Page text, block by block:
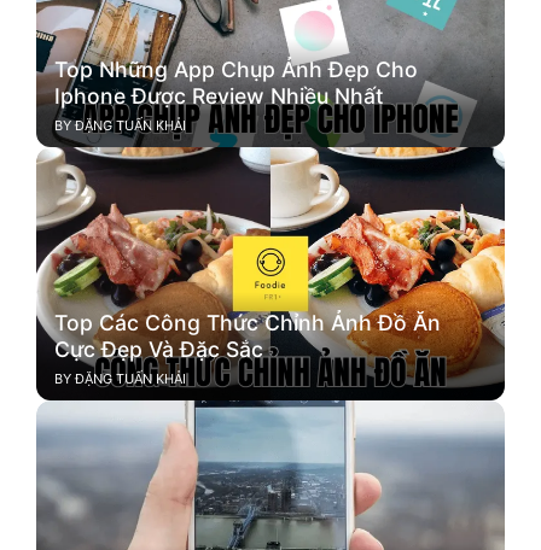
Top Những App Chụp Ảnh Đẹp Cho
Iphone Được Review Nhiều Nhất
BYĐẶNG TUẤN KHẢI
Top Các Công Thức Chỉnh Ảnh Đồ Ăn
Cực Đẹp Và Đặc Sắc
BYĐẶNG TUẤN KHẢI